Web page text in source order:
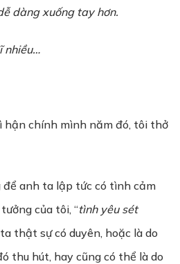
ễdàng xuống tay hơn.
nhiều…
hận chính mình năm đó, tôi thở
để anh ta lập tức có tình cảm
của tôi, “tình yêu sét
thật sự có duyên, hoặc là do
thu hút, hay cũng có thể là do